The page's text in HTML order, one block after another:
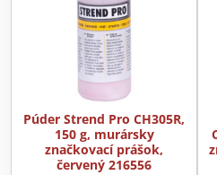
Púder Strend Pro CH305R,
150 g, murársky
značkovací prášok,
červený 216556